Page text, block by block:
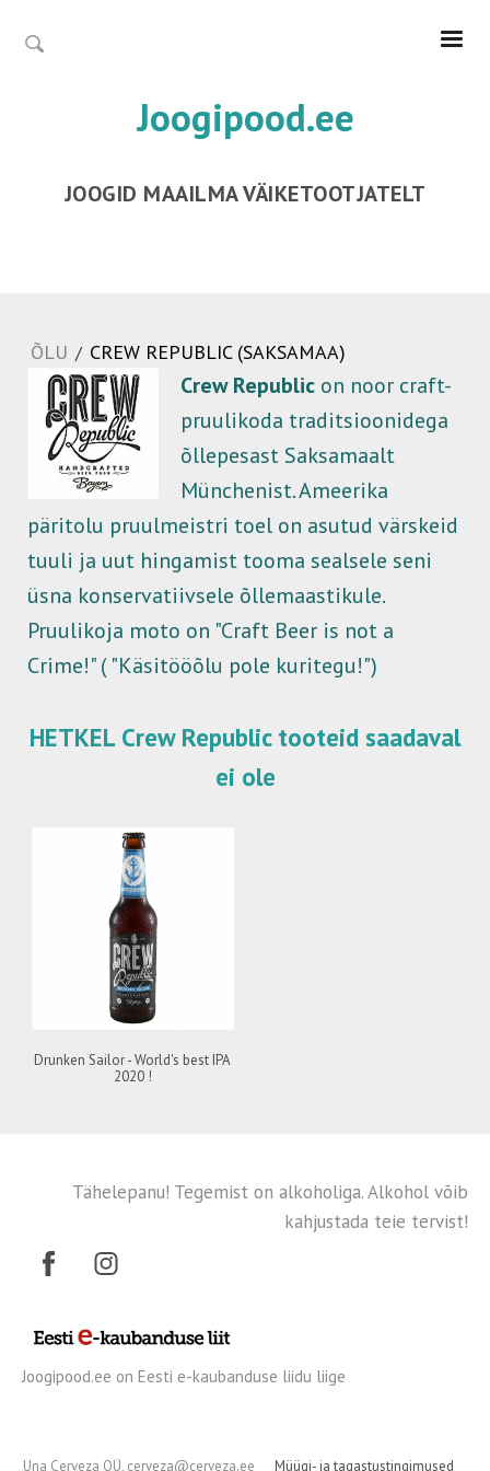
Joogipood.ee
JOOGID MAAILMA VÄIKETOOTJATELT
ÕLU / CREW REPUBLIC (SAKSAMAA)
Crew Republic on noor craft-
pruulikoda traditsioonidega
õllepesast Saksamaalt
Münchenist. Ameerika
päritolu pruulmeistri toel on asutud värskeid
tuuli ja uut hingamist tooma sealsele seni
üsna konservatiivsele õllemaastikule.
Pruulikoja moto on "Craft Beer is not a
Crime!" ( "Käsitööõlu pole kuritegu!")
HETKEL Crew Republic tooteid saadaval
ei ole
Drunken Sailor - World's best IPA
2020 !
Tähelepanu! Tegemist on alkoholiga. Alkohol võib
kahjustada teie tervist!
Joogipood.ee on Eesti e-kaubanduse liidu liige
Una Cerveza OÜ, cerveza@cerveza.ee Müügi- ja tagastustingimused